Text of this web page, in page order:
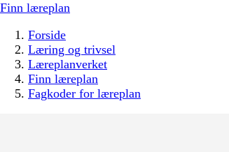
Finn læreplan
Forside
Læring og trivsel
Læreplanverket
Finn læreplan
Fagkoder for læreplan